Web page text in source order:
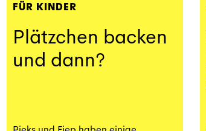
FÜR KINDER
Plätzchen backen
und dann?